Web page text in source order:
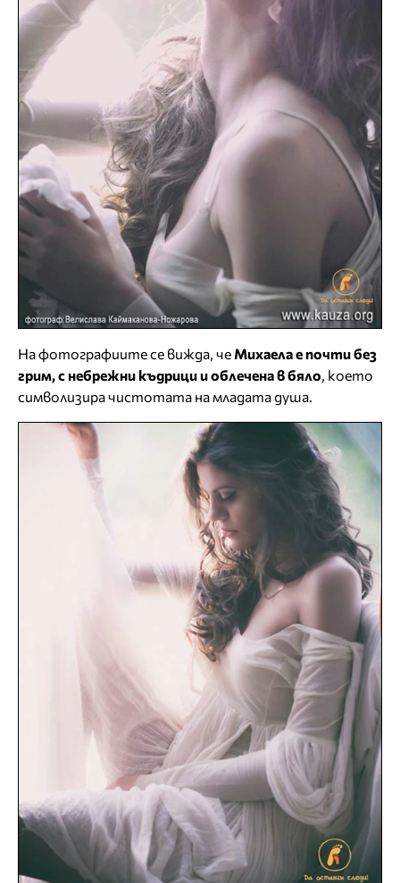
На фотографиите се вижда, че Михаела е почти без
грим, с небрежни къдрици и облечена в бяло, което
символизира чистотата на младата душа.